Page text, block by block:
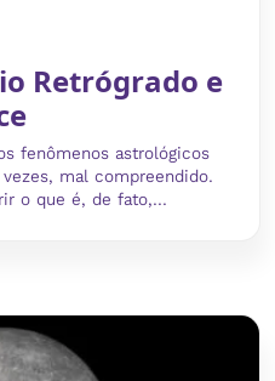
Retrógrado e
fenômenos astrológicos
mal compreendido.
o que é, de fato,...